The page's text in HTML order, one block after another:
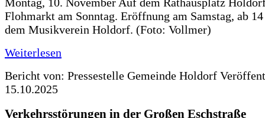
Flohmarkt am Sonntag. Eröffnung am Samstag, ab
dem Musikverein Holdorf. (Foto: Vollmer)
Weiterlesen
Bericht von: Pressestelle Gemeinde Holdorf
15.10.2025
Verkehrsstörungen in der Großen Eschstraße